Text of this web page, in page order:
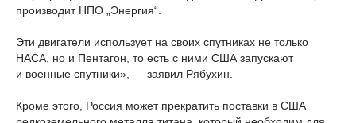
производит НПО „Энергия“.
Эти двигатели использует на своих спутниках не только
НАСА, но и Пентагон, то есть с ними США запускают
и военные спутники», — заявил Рябухин.
Кроме этого, Россия может прекратить поставки в США